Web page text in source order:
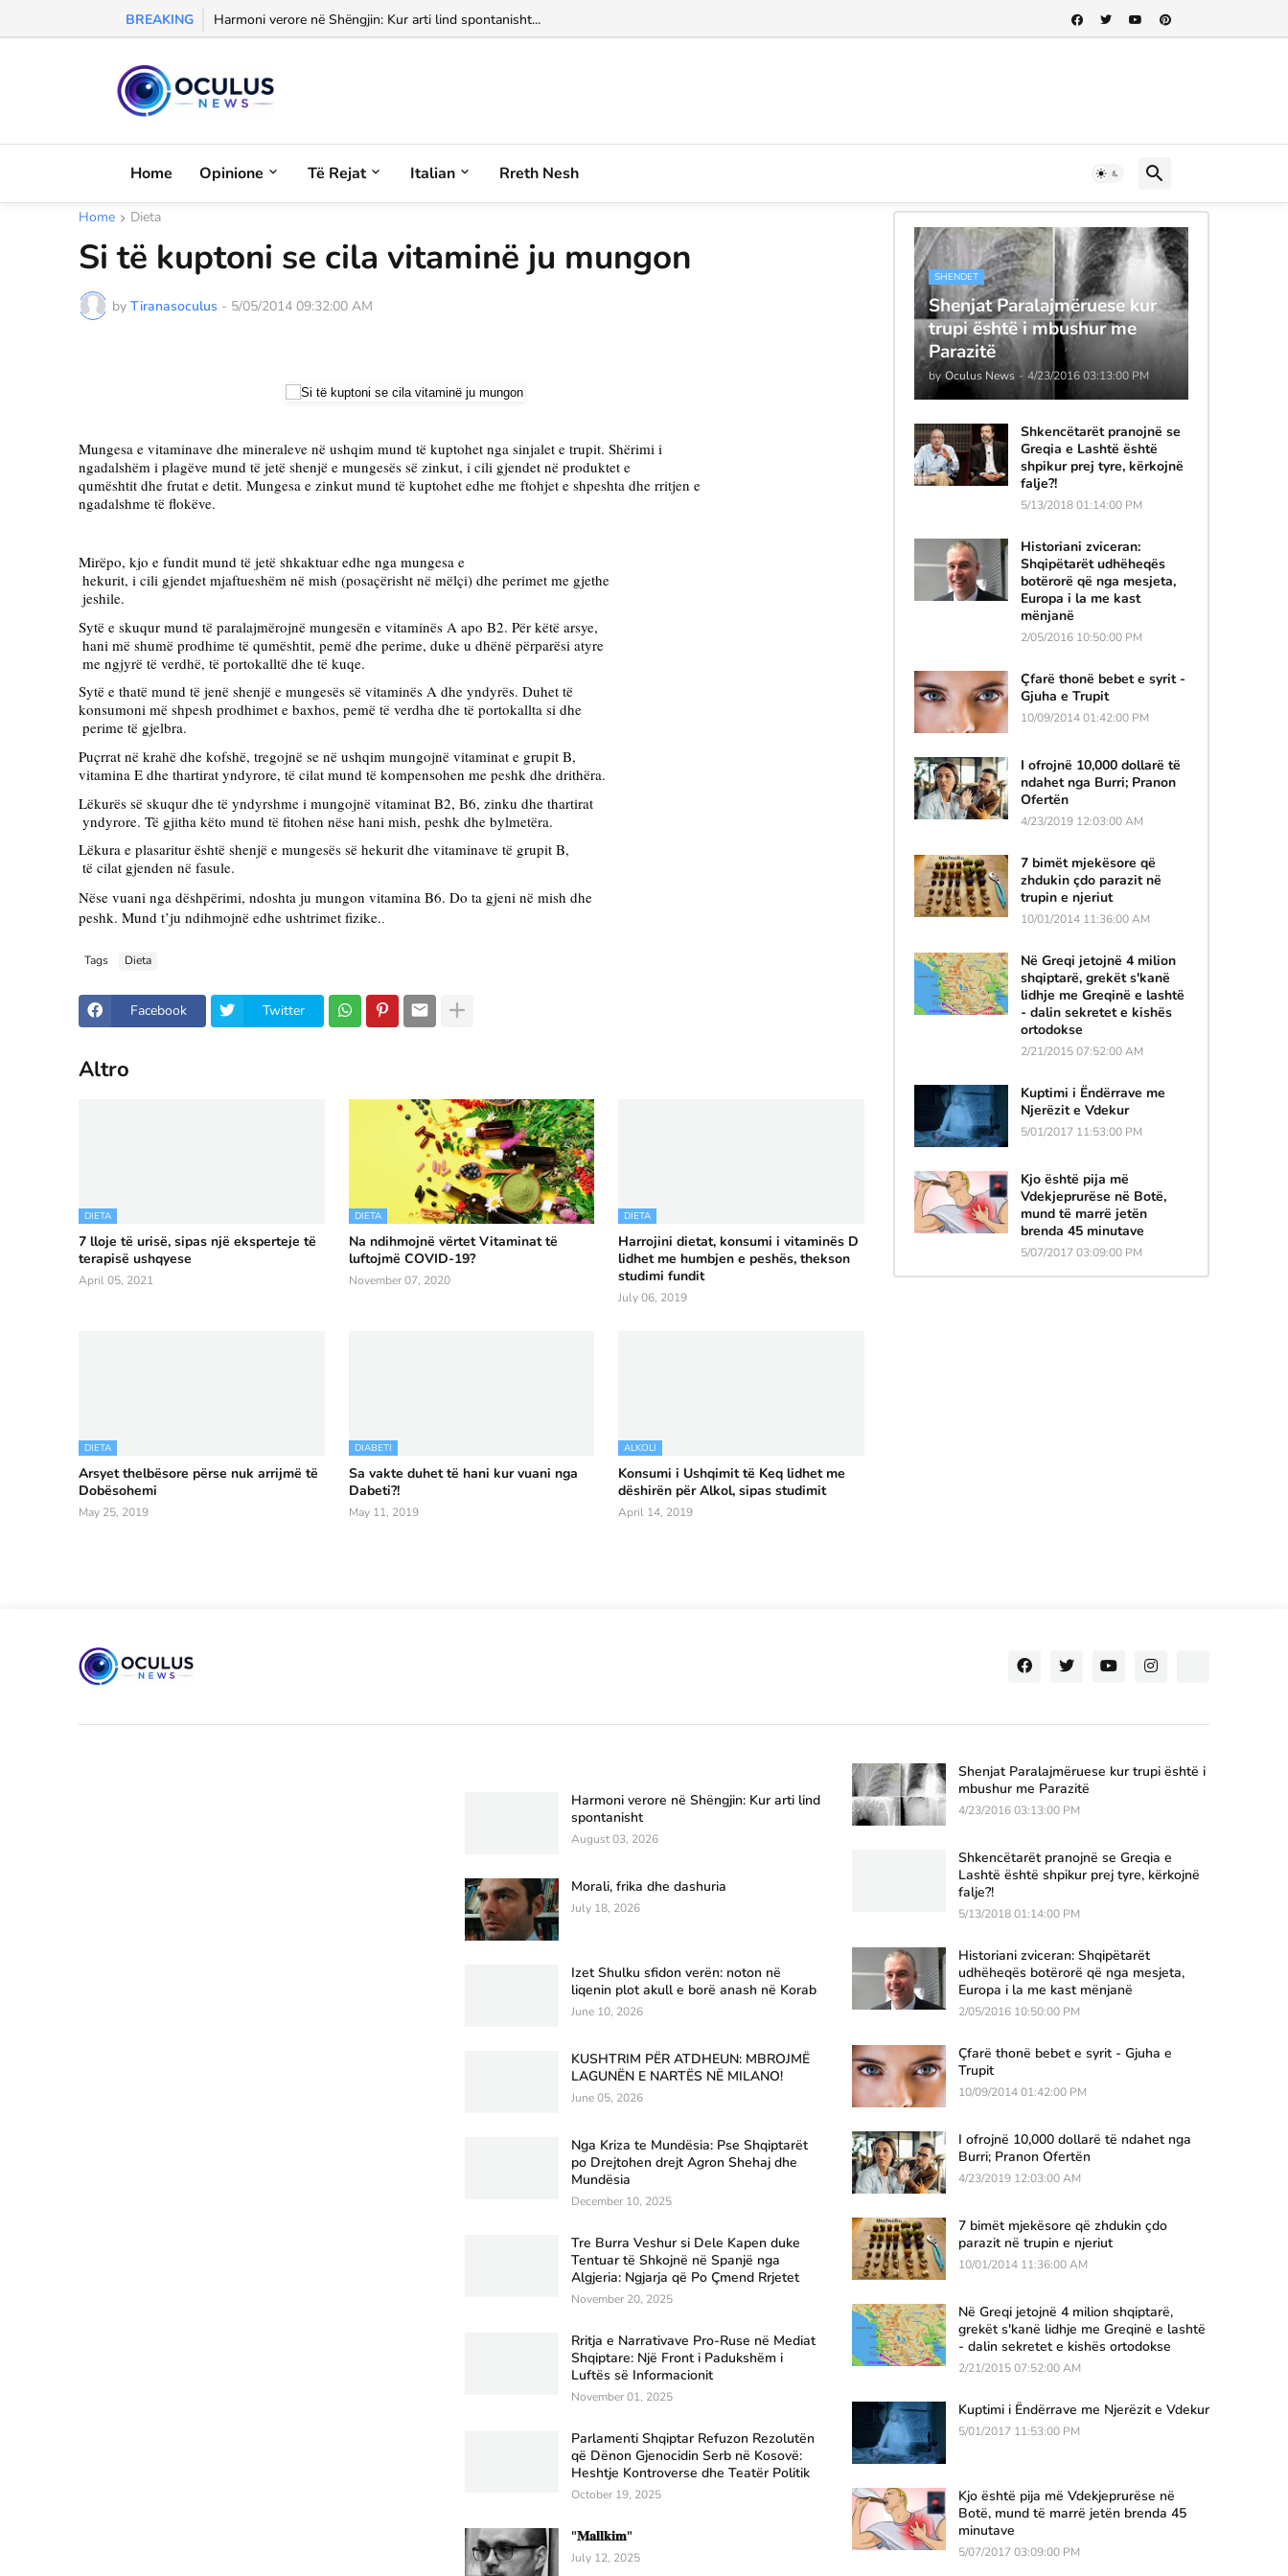
BREAKING Harmoni verore në Shëngjin: Kur arti lind spontanisht...
Morali, frika dhe dashuria...
Home Opinione Të Rejat Italian Rreth Nesh
Home Dieta
Si të kuptoni se cila vitaminë ju mungon
by Tiranasoculus - 5/05/2014 09:32:00 AM
Mungesa e vitaminave dhe mineraleve në ushqim mund të kuptohet nga sinjalet e trupit. Shërimi i
ngadalshëm i plagëve mund të jetë shenjë e mungesës së zinkut, i cili gjendet në produktet e
qumështit dhe frutat e detit. Mungesa e zinkut mund të kuptohet edhe me ftohjet e shpeshta dhe rritjen e
ngadalshme të flokëve.
Mirëpo, kjo e fundit mund të jetë shkaktuar edhe nga mungesa e
hekurit, i cili gjendet mjaftueshëm në mish (posaçërisht në mëlçi) dhe perimet me gjethe
jeshile.
Sytë e skuqur mund të paralajmërojnë mungesën e vitaminës A apo B2. Për këtë arsye,
hani më shumë prodhime të qumështit, pemë dhe perime, duke u dhënë përparësi atyre
me ngjyrë të verdhë, të portokalltë dhe të kuqe.
Sytë e thatë mund të jenë shenjë e mungesës së vitaminës A dhe yndyrës. Duhet të
konsumoni më shpesh prodhimet e baxhos, pemë të verdha dhe të portokallta si dhe
perime të gjelbra.
Puçrrat në krahë dhe kofshë, tregojnë se në ushqim mungojnë vitaminat e grupit B,
vitamina E dhe thartirat yndyrore, të cilat mund të kompensohen me peshk dhe drithëra.
Lëkurës së skuqur dhe të yndyrshme i mungojnë vitaminat B2, B6, zinku dhe thartirat
yndyrore. Të gjitha këto mund të fitohen nëse hani mish, peshk dhe bylmetëra.
Lëkura e plasaritur është shenjë e mungesës së hekurit dhe vitaminave të grupit B,
të cilat gjenden në fasule.
Nëse vuani nga dëshpërimi, ndoshta ju mungon vitamina B6. Do ta gjeni në mish dhe
peshk. Mund t’ju ndihmojnë edhe ushtrimet fizike.
Tags Dieta
Facebook Twitter
Altro
DIETA
7 lloje të urisë, sipas një eksperteje të
terapisë ushqyese
April 05, 2021
DIETA
Na ndihmojnë vërtet Vitaminat të
luftojmë COVID-19?
November 07, 2020
DIETA
Harrojini dietat, konsumi i vitaminës D
lidhet me humbjen e peshës, thekson
studimi fundit
July 06, 2019
DIETA
Arsyet thelbësore përse nuk arrijmë të
Dobësohemi
May 25, 2019
DIABETI
Sa vakte duhet të hani kur vuani nga
Dabeti?!
May 11, 2019
ALKOLI
Konsumi i Ushqimit të Keq lidhet me
dëshirën për Alkol, sipas studimit
April 14, 2019
SHENDET
Shenjat Paralajmëruese kur
trupi është i mbushur me
Parazitë
by Oculus News - 4/23/2016 03:13:00 PM
Shkencëtarët pranojnë se
Greqia e Lashtë është
shpikur prej tyre, kërkojnë
falje?!
5/13/2018 01:14:00 PM
Historiani zviceran:
Shqipëtarët udhëheqës
botërorë që nga mesjeta,
Europa i la me kast
mënjanë
2/05/2016 10:50:00 PM
Çfarë thonë bebet e syrit -
Gjuha e Trupit
10/09/2014 01:42:00 PM
I ofrojnë 10,000 dollarë të
ndahet nga Burri; Pranon
Ofertën
4/23/2019 12:03:00 AM
7 bimët mjekësore që
zhdukin çdo parazit në
trupin e njeriut
10/01/2014 11:36:00 AM
Në Greqi jetojnë 4 milion
shqiptarë, grekët s'kanë
lidhje me Greqinë e lashtë
- dalin sekretet e kishës
ortodokse
2/21/2015 07:52:00 AM
Kuptimi i Ëndërrave me
Njerëzit e Vdekur
5/01/2017 11:53:00 PM
Kjo është pija më
Vdekjeprurëse në Botë,
mund të marrë jetën
brenda 45 minutave
5/07/2017 03:09:00 PM
Harmoni verore në Shëngjin: Kur arti lind
spontanisht
August 03, 2026
Morali, frika dhe dashuria
July 18, 2026
Izet Shulku sfidon verën: noton në
liqenin plot akull e borë anash në Korab
June 10, 2026
KUSHTRIM PËR ATDHEUN: MBROJMË
LAGUNËN E NARTËS NË MILANO!
June 05, 2026
Nga Kriza te Mundësia: Pse Shqiptarët
po Drejtohen drejt Agron Shehaj dhe
Mundësia
December 10, 2025
Tre Burra Veshur si Dele Kapen duke
Tentuar të Shkojnë në Spanjë nga
Algjeria: Ngjarja që Po Çmend Rrjetet
November 20, 2025
Rritja e Narrativave Pro-Ruse në Mediat
Shqiptare: Një Front i Padukshëm i
Luftës së Informacionit
November 01, 2025
Parlamenti Shqiptar Refuzon Rezolutën
që Dënon Gjenocidin Serb në Kosovë:
Heshtje Kontroverse dhe Teatër Politik
October 19, 2025
"𝐌𝐚𝐥𝐥𝐤𝐢𝐦"
July 12, 2025
Shenjat Paralajmëruese kur trupi është i
mbushur me Parazitë
4/23/2016 03:13:00 PM
Shkencëtarët pranojnë se Greqia e
Lashtë është shpikur prej tyre, kërkojnë
falje?!
5/13/2018 01:14:00 PM
Historiani zviceran: Shqipëtarët
udhëheqës botërorë që nga mesjeta,
Europa i la me kast mënjanë
2/05/2016 10:50:00 PM
Çfarë thonë bebet e syrit - Gjuha e
Trupit
10/09/2014 01:42:00 PM
I ofrojnë 10,000 dollarë të ndahet nga
Burri; Pranon Ofertën
4/23/2019 12:03:00 AM
7 bimët mjekësore që zhdukin çdo
parazit në trupin e njeriut
10/01/2014 11:36:00 AM
Në Greqi jetojnë 4 milion shqiptarë,
grekët s'kanë lidhje me Greqinë e lashtë
- dalin sekretet e kishës ortodokse
2/21/2015 07:52:00 AM
Kuptimi i Ëndërrave me Njerëzit e Vdekur
5/01/2017 11:53:00 PM
Kjo është pija më Vdekjeprurëse në
Botë, mund të marrë jetën brenda 45
minutave
5/07/2017 03:09:00 PM